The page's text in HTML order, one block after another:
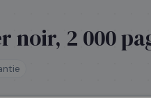
noir, 2 000